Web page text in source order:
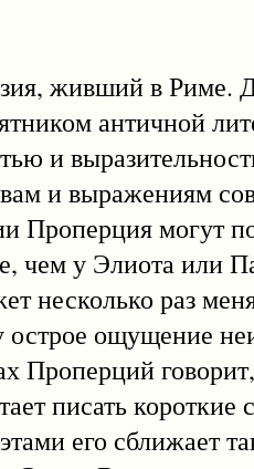
живший в Риме.
античной
и
и выражениям
могут
чем у Элиота или
несколько раз
ощущение
Проперций
писать
его сближает